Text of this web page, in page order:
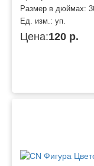
Размер в дюймах:
Ед. изм.: уп.
Цена:120 р.